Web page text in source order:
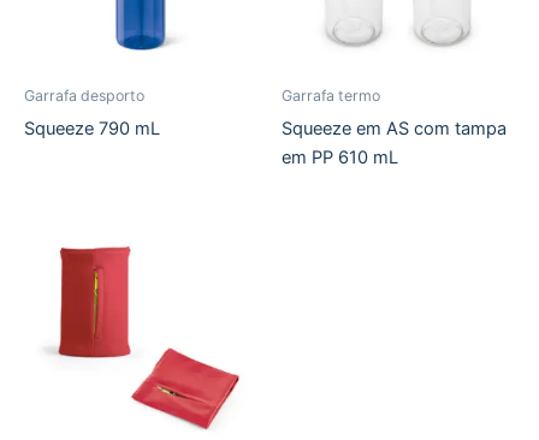
Garrafa desporto
Squeeze 790 mL
Garrafa termo
Squeeze em AS com tampa
em PP 610 mL